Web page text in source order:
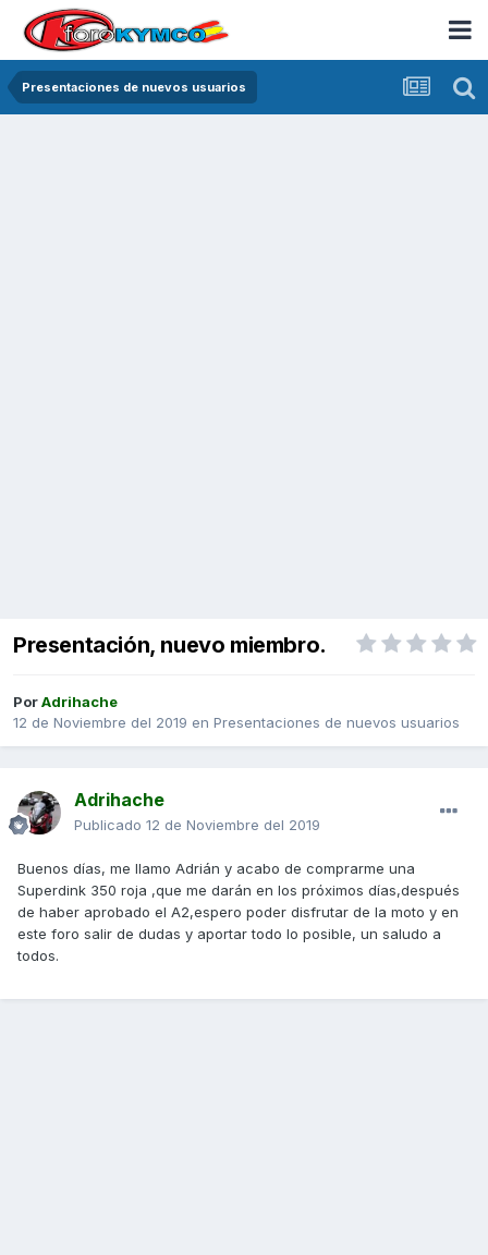
Presentaciones de nuevos usuarios
Presentación, nuevo miembro.
PorAdrihache
12 de Noviembre del 2019 en Presentaciones de nuevos usuarios
Adrihache
Publicado 12 de Noviembre del 2019
Buenos días, me llamo Adrián y acabo de comprarme una
Superdink 350 roja ,que me darán en los próximos días,después
de haber aprobado el A2,espero poder disfrutar de la moto y en
este foro salir de dudas y aportar todo lo posible, un saludo a
todos.